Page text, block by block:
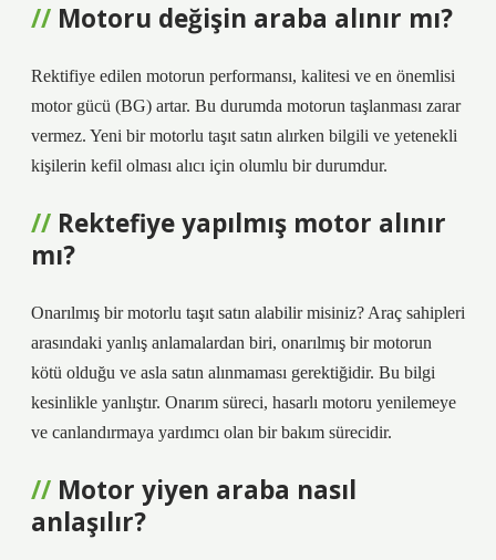
Motoru değişin araba alınır mı?
Rektifiye edilen motorun performansı, kalitesi ve en önemlisi
motor gücü (BG) artar. Bu durumda motorun taşlanması zarar
vermez. Yeni bir motorlu taşıt satın alırken bilgili ve yetenekli
kişilerin kefil olması alıcı için olumlu bir durumdur.
Rektefiye yapılmış motor alınır
mı?
Onarılmış bir motorlu taşıt satın alabilir misiniz? Araç sahipleri
arasındaki yanlış anlamalardan biri, onarılmış bir motorun
kötü olduğu ve asla satın alınmaması gerektiğidir. Bu bilgi
kesinlikle yanlıştır. Onarım süreci, hasarlı motoru yenilemeye
ve canlandırmaya yardımcı olan bir bakım sürecidir.
Motor yiyen araba nasıl
anlaşılır?